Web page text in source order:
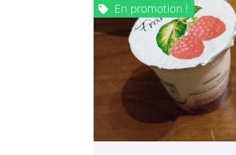
 En promotion !